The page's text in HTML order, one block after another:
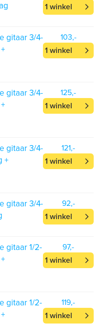
1 winkel
gitaar 3/4-
103,-
1 winkel
gitaar 3/4-
125,-
1 winkel
gitaar 3/4-
+
121,-
1 winkel
gitaar 3/4-
92,-
1 winkel
gitaar 1/2-
97,-
1 winkel
gitaar 1/2-
119,-
1 winkel